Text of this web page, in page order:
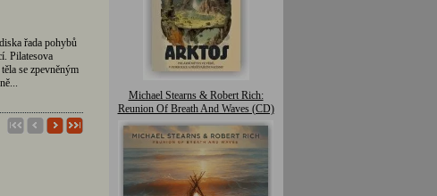
řada pohybů
Pilatesova
se zpevněným
Michael Stearns & Robert Rich:
Reunion Of Breath And Waves (CD)